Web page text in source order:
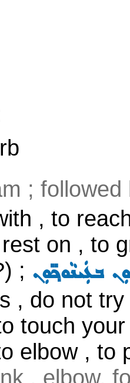
;
, to
on , to
; ܒܥܲܝܢܵܘܟ݂̈ܘܼܢ
, do not
touch
elbow , to
, elbow,